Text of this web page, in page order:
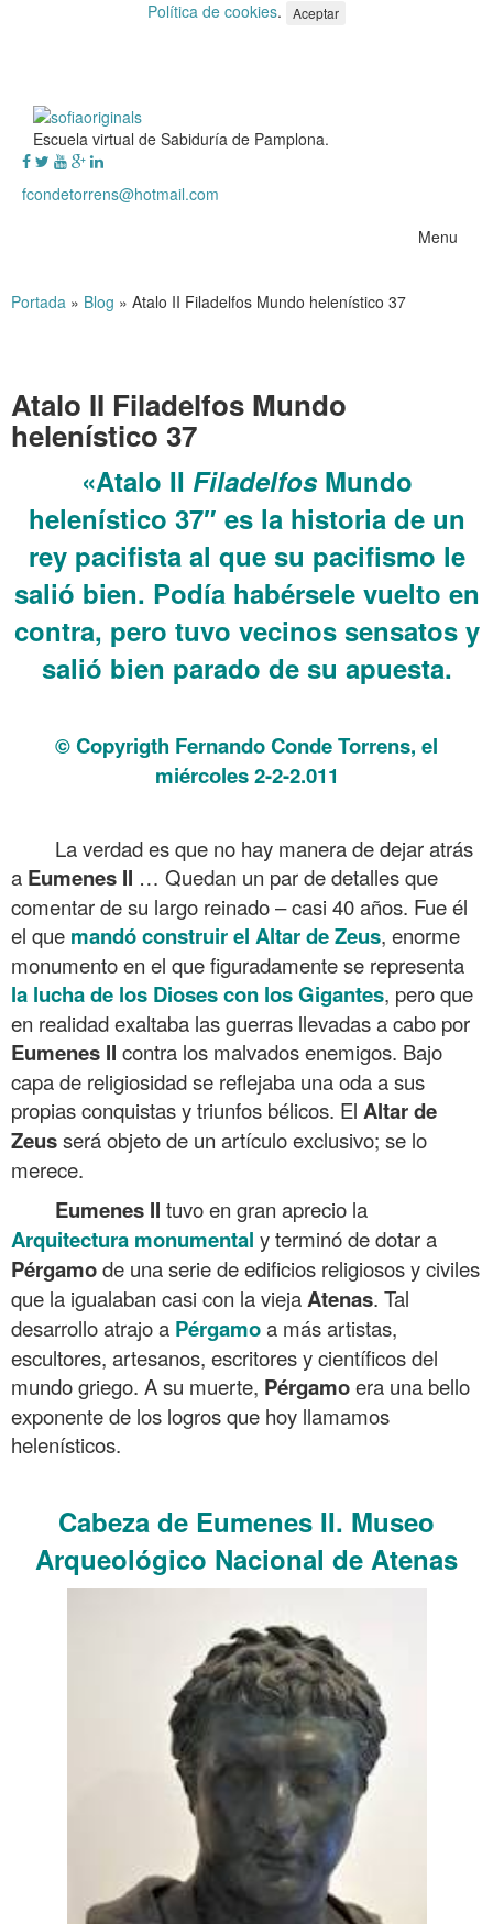
Política de cookies. Aceptar
Escuela virtual de Sabiduría de Pamplona.
fcondetorrens@hotmail.com
Menu
Portada » Blog » Atalo II Filadelfos Mundo helenístico 37
Atalo II Filadelfos Mundo
helenístico 37
«Atalo II FiladelfosMundo
helenístico 37″ es la historia de un
rey pacifista al que su pacifismo le
salió bien. Podía habérsele vuelto en
contra, pero tuvo vecinos sensatos y
salió bien parado de su apuesta.
© Copyrigth Fernando Conde Torrens, el
miércoles 2-2-2.011
La verdad es que no hay manera de dejar atrás
a Eumenes II … Quedan un par de detalles que
comentar de su largo reinado – casi 40 años. Fue él
el que mandó construir el Altar de Zeus, enorme
monumento en el que figuradamente se representa
la lucha de los Dioses con los Gigantes, pero que
en realidad exaltaba las guerras llevadas a cabo por
Eumenes II contra los malvados enemigos. Bajo
capa de religiosidad se reflejaba una oda a sus
propias conquistas y triunfos bélicos. El Altar de
Zeusserá objeto de un artículo exclusivo; se lo
merece.
Eumenes II tuvo en gran aprecio la
Arquitectura monumental y terminó de dotar a
Pérgamode una serie de edificios religiosos y civiles
que la igualaban casi con la viejaAtenas. Tal
desarrollo atrajo a Pérgamoa más artistas,
escultores, artesanos, escritores y científicos del
mundo griego. A su muerte, Pérgamoera una bello
exponente de los logros que hoy llamamos
helenísticos.
Cabeza de Eumenes II. Museo
Arqueológico Nacional de Atenas